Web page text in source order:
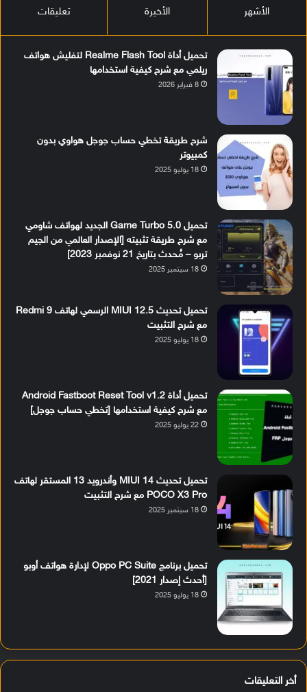
الأشهر الأخيرة تعليقات
تحميل أداة Realme Flash Tool لتفليش هواتف
ريلمي مع شرح كيفية استخدامها
8 فبراير 2026
شرح طريقة تخطي حساب جوجل هواوي بدون
كمبيوتر
18 يوليو 2025
تحميل Game Turbo 5.0 الجديد لهواتف شاومي
مع شرح طريقة تثبيته [الإصدار العالمي من الجيم
تربو – مُحدث بتاريخ 21 نوفمبر 2023]
18 سبتمبر 2025
تحميل تحديث MIUI 12.5 الرسمي لهاتف Redmi 9
مع شرح التثبيت
18 يوليو 2025
تحميل أداة Android Fastboot Reset Tool v1.2
مع شرح كيفية استخدامها [تخطي حساب جوجل]
22 يوليو 2025
تحميل تحديث MIUI 14 وأندرويد 13 المستقر لهاتف
POCO X3 Pro مع شرح التثبيت
18 سبتمبر 2025
تحميل برنامج Oppo PC Suite لإدارة هواتف أوبو
[أحدث إصدار 2021]
18 يوليو 2025
أخر التعليقات